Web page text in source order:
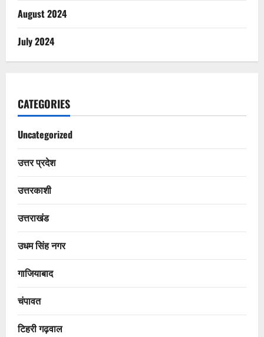
August 2024
July 2024
CATEGORIES
Uncategorized
उत्तर प्रदेश
उत्तरकाशी
उत्तराखंड
उधम सिंह नगर
गाजियाबाद
चंपावत
टिहरी गढ़वाल